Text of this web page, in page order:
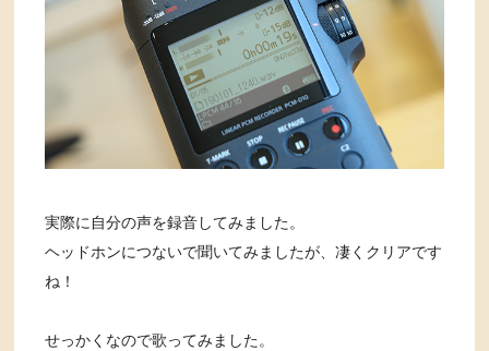
実際に自分の声を録音してみました。
ヘッドホンにつないで聞いてみましたが、凄くクリアです
ね！
せっかくなので歌ってみました。